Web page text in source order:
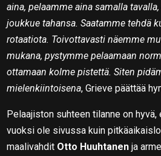
aina, pelaamme aina samalla
joukkue tahansa. Saatamme tehdä
rotaatiota. Toivottavasti näemme
mukana, pystymme pelaamaan
ottamaan kolme pistettä. Siten
mielenkiintoisena, Grieve päättää
Pelaajiston suhteen tilanne on
vuoksi ole sivussa kuin
maalivahdit Otto Huuhtanen ja